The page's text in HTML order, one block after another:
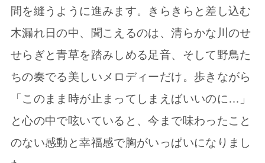
間を縫うように進みます。きらきらと差し込む
木漏れ日の中、聞こえるのは、清らかな川のせ
せらぎと青草を踏みしめる足音、そして野鳥た
ちの奏でる美しいメロディーだけ。歩きながら
「このまま時が止まってしまえばいいのに…」
と心の中で呟いていると、今まで味わったこと
のない感動と幸福感で胸がいっぱいになりまし